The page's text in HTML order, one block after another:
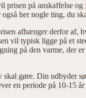
prisen på anskaffelse og
her nogle ting, du
afhænger derfor
vil typisk ligge på et
på den varme,
gøre. Din udbyder
en periode på 10-